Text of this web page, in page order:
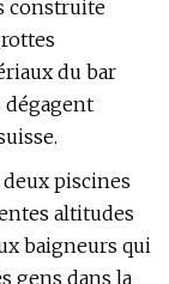
construite
du bar
piscines
altitudes
baigneurs qui
gens dans la